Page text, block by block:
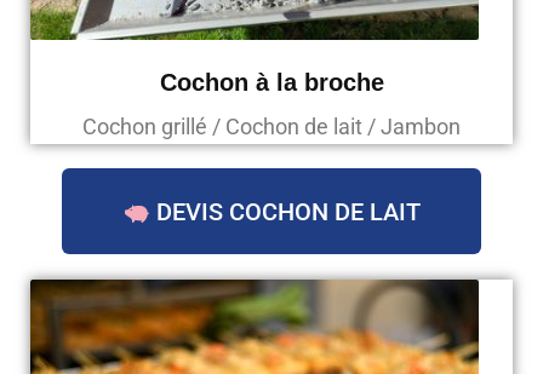
Cochon à la broche
Cochon grillé / Cochon de lait / Jambon
DEVIS COCHON DE LAIT